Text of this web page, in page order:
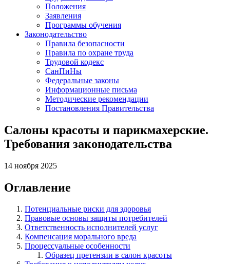
Положения
Заявления
Программы обучения
Законодательство
Правила безопасности
Правила по охране труда
Трудовой кодекс
СанПиНы
Федеральные законы
Информационные письма
Методические рекомендации
Постановления Правительства
Салоны красоты и парикмахерские.
Требования законодательства
14 ноября 2025
Оглавление
Потенциальные риски для здоровья
Правовые основы защиты потребителей
Ответственность исполнителей услуг
Компенсация морального вреда
Процессуальные особенности
Образец претензии в салон красоты